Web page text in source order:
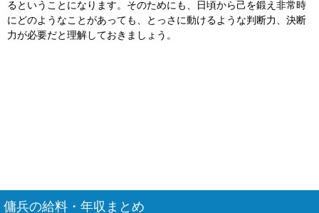
るということになります。そのためにも、日頃から己を鍛え非常時
にどのようなことがあっても、とっさに動けるような判断力、決断
力が必要だと理解しておきましょう。
傭兵の給料・年収まとめ